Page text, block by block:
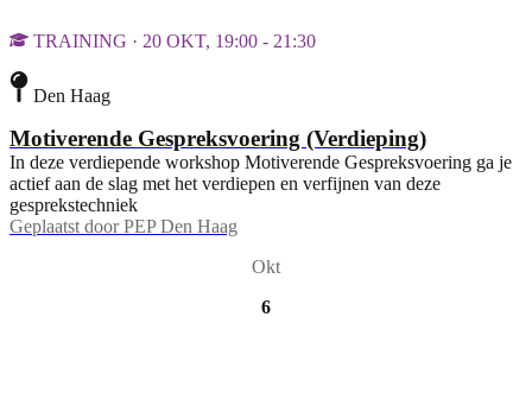
TRAINING · 20 OKT, 19:00 - 21:30
Den Haag
Motiverende Gespreksvoering (Verdieping)
In deze verdiepende workshop Motiverende Gespreksvoering ga je
actief aan de slag met het verdiepen en verfijnen van deze
gesprekstechniek
Geplaatst door PEP Den Haag
Okt
6